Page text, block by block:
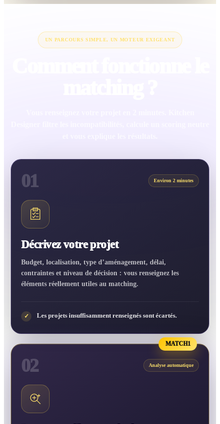
UN PARCOURS SIMPLE, UN MOTEUR EXIGEANT
01 Environ 2 minutes
Décrivez votre projet
Budget, localisation, type d’aménagement, délai,
contraintes et niveau de décision : vous renseignez les
éléments réellement utiles au matching.
✓ Les projets insuffisamment renseignés sont écartés.
MATCH1
02 Analyse automatique